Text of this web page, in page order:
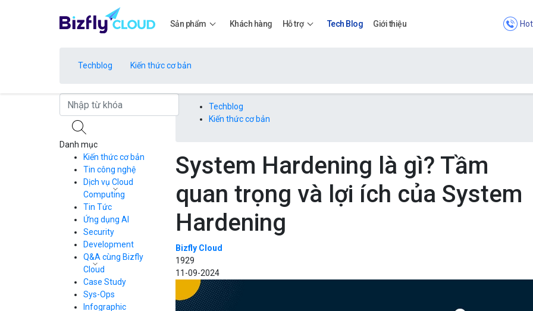
Sản phẩm
Bảng giá Apps
Bảng giá
Bảng giá
Khách hàng Hỗ trợ Tech Blog Giới thiệu
Techblog Kiến thức cơ bản
Techblog
Kiến thức cơ bản
System Hardening là gì? Tầm
quan trọng và lợi ích của System
Hardening
Bizfly Cloud
1929
11-09-2024
Danh mục
Kiến thức cơ bản
Tin công nghệ
Dịch vụ Cloud
Computing
Cloud Server
CDN
Load Balancer
Auto Scaling
Container Registry
Kubernetes
Cloud Database
Call Center
Business Email
Tin Tức
Ứng dụng AI
Security
Development
Q&A cùng Bizfly
Cloud
Q&A về Bizfly
Cloud Server
Thao tác kết nối
Q&A về Bizfly
Case Study
Sys-Ops
Infographic